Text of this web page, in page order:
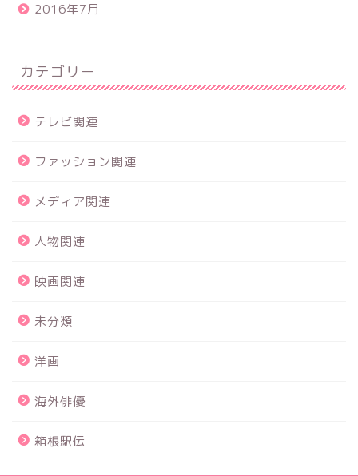
2016年7月
カテゴリー
テレビ関連
ファッション関連
メディア関連
人物関連
映画関連
未分類
洋画
海外俳優
箱根駅伝